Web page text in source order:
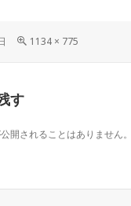
フ
1134 × 775
す
開されることはありません。